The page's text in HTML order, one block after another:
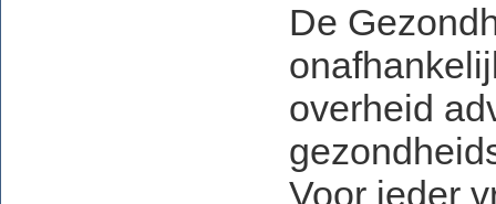
De
overheid
Voor ieder